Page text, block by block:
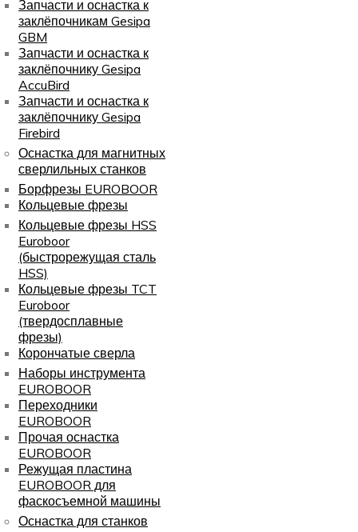
Запчасти и оснастка к
заклёпочникам Gesipa
GBM
Запчасти и оснастка к
заклёпочнику Gesipa
AccuBird
Запчасти и оснастка к
заклёпочнику Gesipa
Firebird
Оснастка для магнитных
сверлильных станков
Борфрезы EUROBOOR
Кольцевые фрезы
Кольцевые фрезы HSS
Euroboor
(быстрорежущая сталь
HSS)
Кольцевые фрезы TCT
Euroboor
(твердосплавные
фрезы)
Корончатые сверла
Наборы инструмента
EUROBOOR
Переходники
EUROBOOR
Прочая оснастка
EUROBOOR
Режущая пластина
EUROBOOR для
фаскосъемной машины
Оснастка для станков